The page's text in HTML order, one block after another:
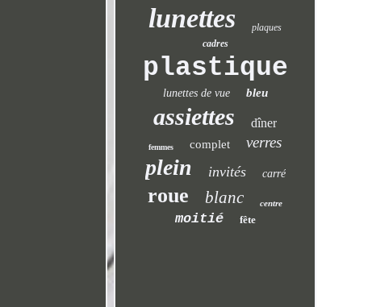
lunettes
plaques
cadres
plastique
lunettes de vue bleu
assiettes dîner
femmes complet verres
plein invités carré
roue blanc centre
moitié fête